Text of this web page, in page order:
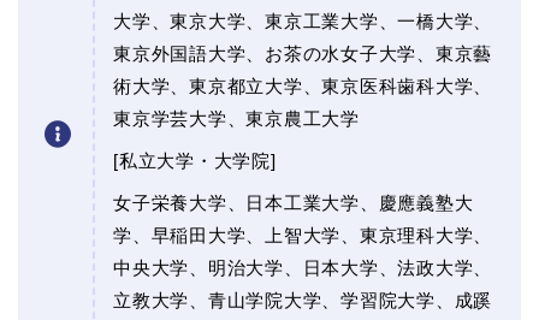
大学、東京大学、東京工業大学、一橋大学、
東京外国語大学、お茶の水女子大学、東京藝
術大学、東京都立大学、東京医科歯科大学、
東京学芸大学、東京農工大学
[私立大学・大学院]
女子栄養大学、日本工業大学、慶應義塾大
学、早稲田大学、上智大学、東京理科大学、
中央大学、明治大学、日本大学、法政大学、
立教大学、青山学院大学、学習院大学、成蹊